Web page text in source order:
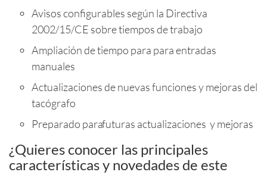
Avisos configurables según la Directiva
2002/15/CE sobre tiempos de trabajo
Ampliación de tiempo para para entradas
manuales
Actualizaciones de nuevas funciones y mejoras del
tacógrafo
Preparado parafuturas actualizaciones y mejoras
¿Quieres conocer las principales
características y novedades de este